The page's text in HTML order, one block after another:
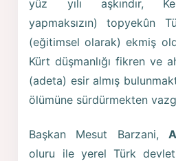
yüz yılı aşkındır,
yapmaksızın) topyekûn
(eğitimsel olarak) ekmiş
Kürt düşmanlığı fikren ve
(adeta) esir almış
ölümüne sürdürmekten
Başkan Mesut Barzani,
oluru ile yerel Türk